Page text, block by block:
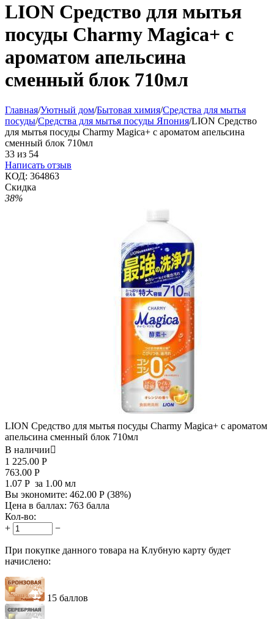
LION Средство для мытья
посуды Charmy Magica+ с
ароматом апельсина
сменный блок 710мл
Главная/Уютный дом/Бытовая химия/Средства для мытья
посуды/Средства для мытья посуды Япония/LION Средство
для мытья посуды Charmy Magica+ с ароматом апельсина
сменный блок 710мл
33 из 54
Написать отзыв
КОД: 364863
Скидка
38%
LION Средство для мытья посуды Charmy Magica+ с ароматом
апельсина сменный блок 710мл
В наличии
1 225.00 Р
763.00 Р
1.07 Р за 1.00 мл
Вы экономите: 462.00 Р (38%)
Цена в баллах: 763 балла
Кол-во:
+
−
При покупке данного товара на Клубную карту будет
начислено:
15 баллов